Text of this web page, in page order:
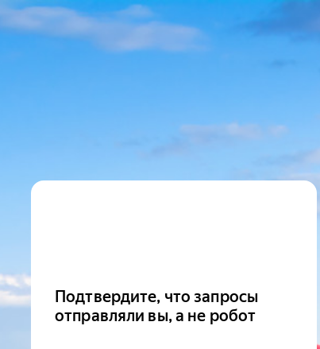
Подтвердите, что запросы
отправляли вы, а не робот